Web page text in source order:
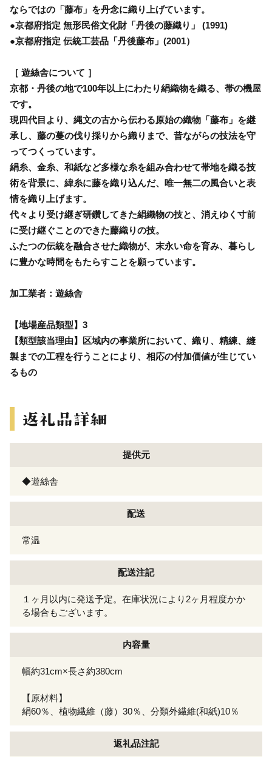
ならではの「藤布」を丹念に織り上げています。
●京都府指定 無形民俗文化財「丹後の藤織り」 (1991)
●京都府指定 伝統工芸品「丹後藤布」(2001）
［ 遊絲舎について ］
京都・丹後の地で100年以上にわたり絹織物を織る、帯の機屋
です。
現四代目より、縄文の古から伝わる原始の織物「藤布」を継
承し、藤の蔓の伐り採りから織りまで、昔ながらの技法を守
ってつくっています。
絹糸、金糸、和紙など多様な糸を組み合わせて帯地を織る技
術を背景に、緯糸に藤を織り込んだ、唯一無二の風合いと表
情を織り上げます。
代々より受け継ぎ研鑽してきた絹織物の技と、消えゆく寸前
に受け継ぐことのできた藤織りの技。
ふたつの伝統を融合させた織物が、末永い命を育み、暮らし
に豊かな時間をもたらすことを願っています。
加工業者：遊絲舎
【地場産品類型】3
【類型該当理由】区域内の事業所において、織り、精練、縫
製までの工程を行うことにより、相応の付加価値が生じてい
るもの
提供元
◆遊絲舎
配送
常温
配送注記
１ヶ月以内に発送予定。在庫状況により2ヶ月程度かか
る場合もございます。
内容量
幅約31cm×長さ約380cm
【原材料】
絹60％、植物繊維（藤）30％、分類外繊維(和紙)10％
返礼品注記